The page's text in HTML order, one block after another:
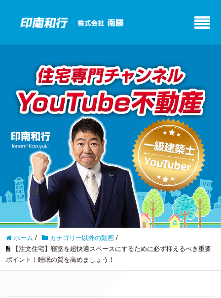
ホーム / カテゴリー以外の動画 /
【注文住宅】寝室を超快適スペースにするために必ず抑えるべき重要
ポイント！睡眠の質を高めましょう！